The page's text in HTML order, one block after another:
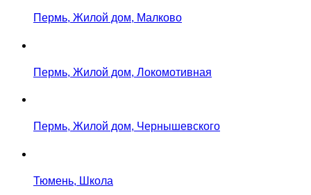
Пермь, Жилой дом, Малково
Пермь, Жилой дом, Локомотивная
Пермь, Жилой дом, Чернышевского
Тюмень, Школа